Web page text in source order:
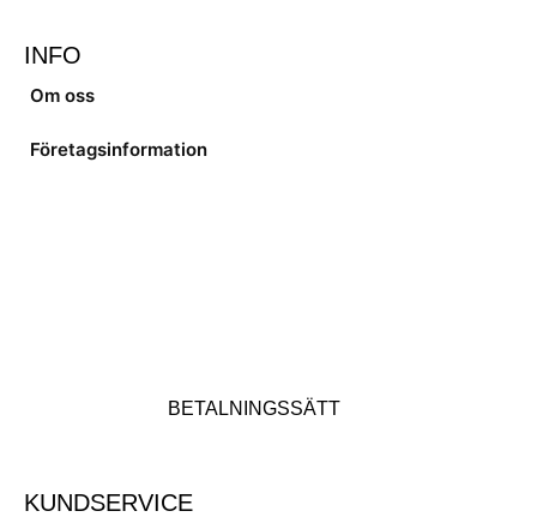
INFO
Om oss
Företagsinformation
BETALNINGSSÄTT
KUNDSERVICE